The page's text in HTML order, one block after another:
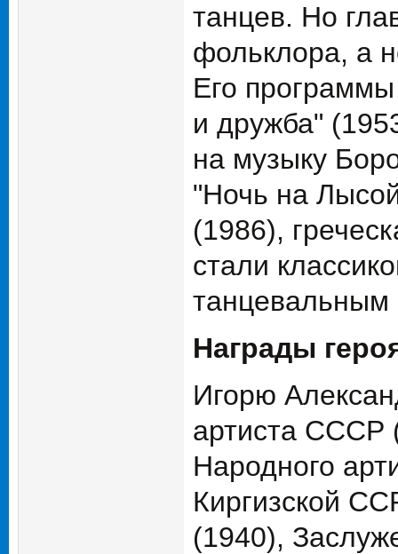
танцев. Но
фольклора, а
Его
и дружба"
на музыку
"Ночь на
(1986),
стали
танцевальным
Награды
Игорю
артиста СССР
Народного
Киргизской
(1940),